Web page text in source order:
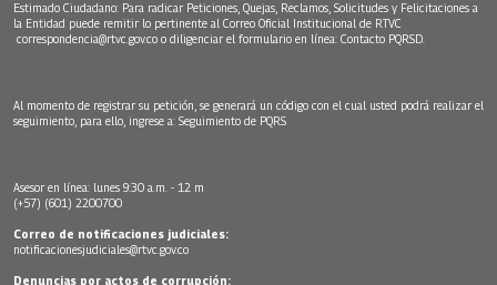
Estimado Ciudadano: Para radicar Peticiones, Quejas, Reclamos, Solicitudes y Felicitaciones a
la Entidad puede remitir lo pertinente al Correo Oficial Institucional de RTVC
correspondencia@rtvc.gov.co o diligenciar el formulario en línea: Contacto PQRSD.
Al momento de registrar su petición, se generará un código con el cual usted podrá realizar el
seguimiento, para ello, ingrese a: Seguimiento de PQRS
Asesor en línea: lunes 9:30 a.m. - 12 m
(+57) (601) 2200700
Correo de notificaciones judiciales:
notificacionesjudiciales@rtvc.gov.co
Denuncias por actos de corrupción: